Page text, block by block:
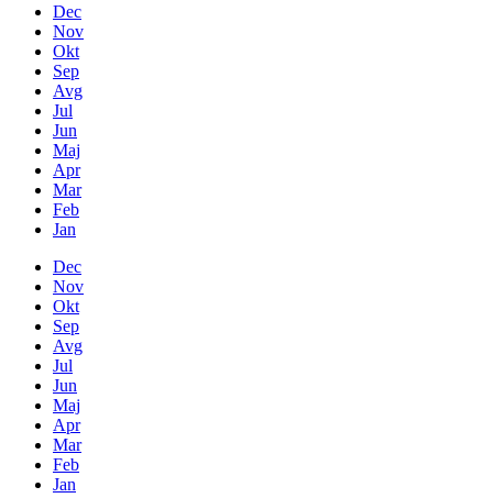
Dec
Nov
Okt
Sep
Avg
Jul
Jun
Maj
Apr
Mar
Feb
Jan
Dec
Nov
Okt
Sep
Avg
Jul
Jun
Maj
Apr
Mar
Feb
Jan